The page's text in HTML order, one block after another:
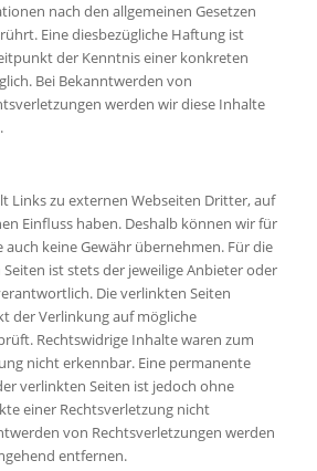
nach den allgemeinen Gesetzen
Eine diesbezügliche Haftung ist
der Kenntnis einer konkreten
Bei Bekanntwerden von
werden wir diese Inhalte
Links zu externen Webseiten Dritter, auf
Einfluss haben. Deshalb können wir für
keine Gewähr übernehmen. Für die
ist stets der jeweilige Anbieter oder
Die verlinkten Seiten
der Verlinkung auf mögliche
Rechtswidrige Inhalte waren zum
nicht erkennbar. Eine permanente
verlinkten Seiten ist jedoch ohne
einer Rechtsverletzung nicht
von Rechtsverletzungen werden
entfernen.